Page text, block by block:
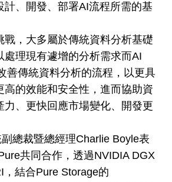
計、開發、部署AI流程所需的基
戰，大多屬於傳統資料分析基礎
處理現有遽增的分析需求而AI
善傳統資料分析的流程，以更具
高的效能和安全性，進而協助資
力、更快回應市場變化、開發更
總裁暨總經理Charlie Boyle表
共同合作，透過NVIDIA DGX
，結合Pure Storage的